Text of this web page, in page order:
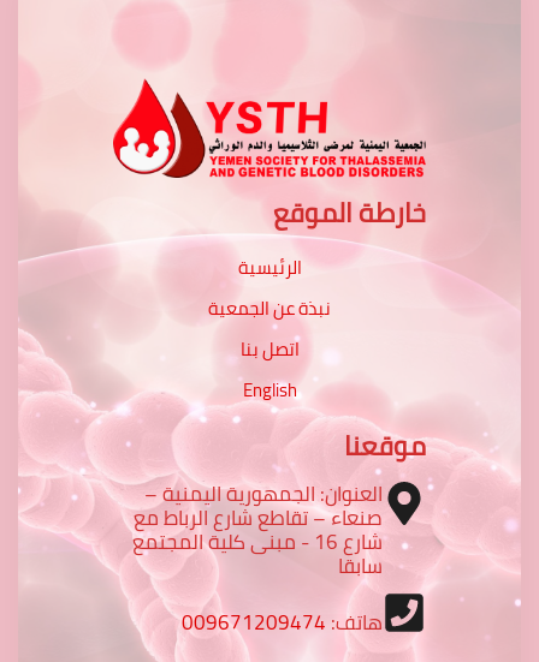
خارطة الموقع
الرئيسية
نبذة عن الجمعية
اتصل بنا
English
موقعنا
العنوان: الجمهورية اليمنية –
صنعاء – تقاطع شارع الرباط مع
شارع 16 - مبنى كلية المجتمع
سابقا
هاتف:009671209474